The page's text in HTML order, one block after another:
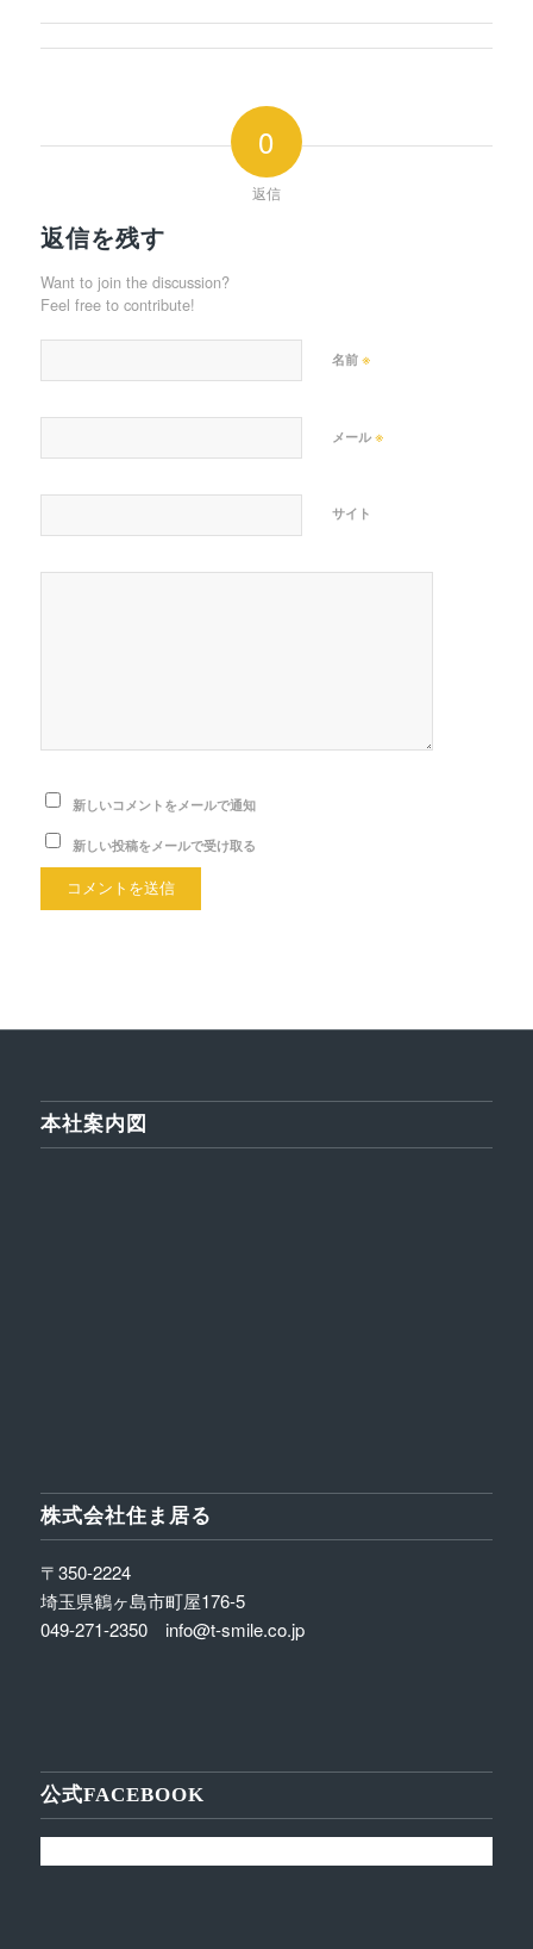
0
返信
返信を残す
Want to join the discussion?
Feel free to contribute!
名前 ※
メール ※
サイト
新しいコメントをメールで通知
新しい投稿をメールで受け取る
本社案内図
株式会社住ま居る
〒350-2224
埼玉県鶴ヶ島市町屋176-5
049-271-2350 info@t-smile.co.jp
公式FACEBOOK